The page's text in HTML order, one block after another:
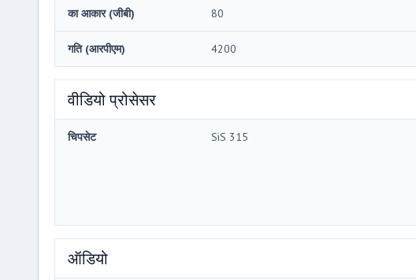
का आकार (जीबी) 80
गति (आरपीएम) 4200
वीडियो प्रोसेसर
चिपसेट SiS 315
ऑडियो